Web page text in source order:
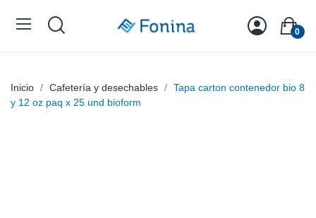
0
Inicio Cafetería y desechables
Tapa carton contenedor bio 8
y 12 oz paq x 25 und bioform